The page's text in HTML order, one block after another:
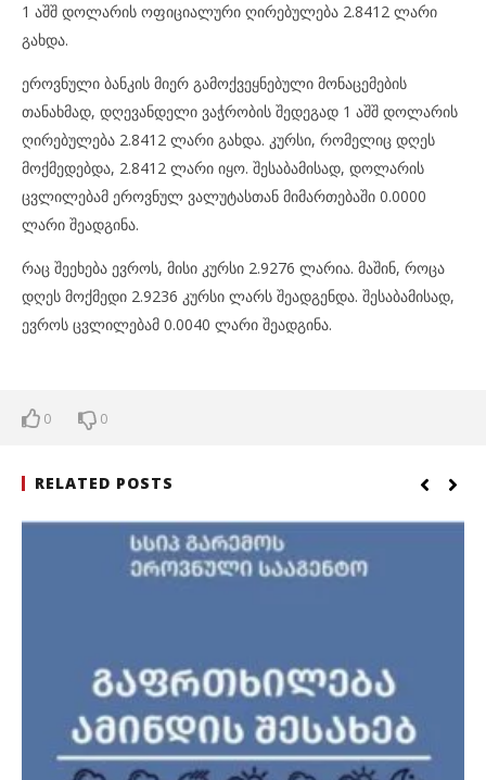
1 აშშ დოლარის ოფიციალური ღირებულება 2.8412 ლარი
გახდა.
ეროვნული ბანკის მიერ გამოქვეყნებული მონაცემების
თანახმად, დღევანდელი ვაჭრობის შედეგად 1 აშშ დოლარის
ღირებულება 2.8412 ლარი გახდა. კურსი, რომელიც დღეს
მოქმედებდა, 2.8412 ლარი იყო. შესაბამისად, დოლარის
ცვლილებამ ეროვნულ ვალუტასთან მიმართებაში 0.0000
ლარი შეადგინა.
რაც შეეხება ევროს, მისი კურსი 2.9276 ლარია. მაშინ, როცა
დღეს მოქმედი 2.9236 კურსი ლარს შეადგენდა. შესაბამისად,
ევროს ცვლილებამ 0.0040 ლარი შეადგინა.
0 0
RELATED POSTS